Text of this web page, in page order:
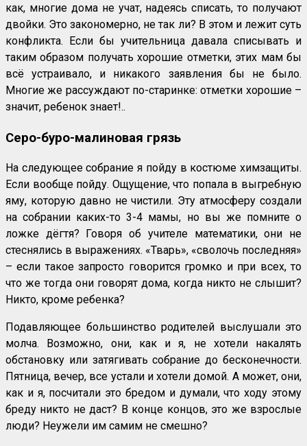
как, многие дома не учат, надеясь списать, то получают
двойки. Это закономерно, не так ли? В этом и лежит суть
конфликта. Если бы учительница давала списывать и
таким образом получать хорошие отметки, этих мам бы
всё устраивало, и никакого заявления бы не было.
Многие же рассуждают по-старинке: отметки хорошие –
значит, ребенок знает!..
Серо-буро-малиновая грязь
На следующее собрание я пойду в костюме химзащиты.
Если вообще пойду. Ощущение, что попала в выгребную
яму, которую давно не чистили. Эту атмосферу создали
на собрании каких-то 3-4 мамы, но вы же помните о
ложке дёгтя? Говоря об учителе математики, они не
стеснялись в выражениях. «Тварь», «сволочь последняя»
– если такое запросто говорится громко и при всех, то
что же тогда они говорят дома, когда никто не слышит?
Никто, кроме ребенка?
Подавляющее большинство родителей выслушали это
молча. Возможно, они, как и я, не хотели накалять
обстановку или затягивать собрание до бесконечности.
Пятница, вечер, все устали и хотели домой. А может, они,
как и я, посчитали это бредом и думали, что ходу этому
бреду никто не даст? В конце концов, это же взрослые
люди? Неужели им самим не смешно?